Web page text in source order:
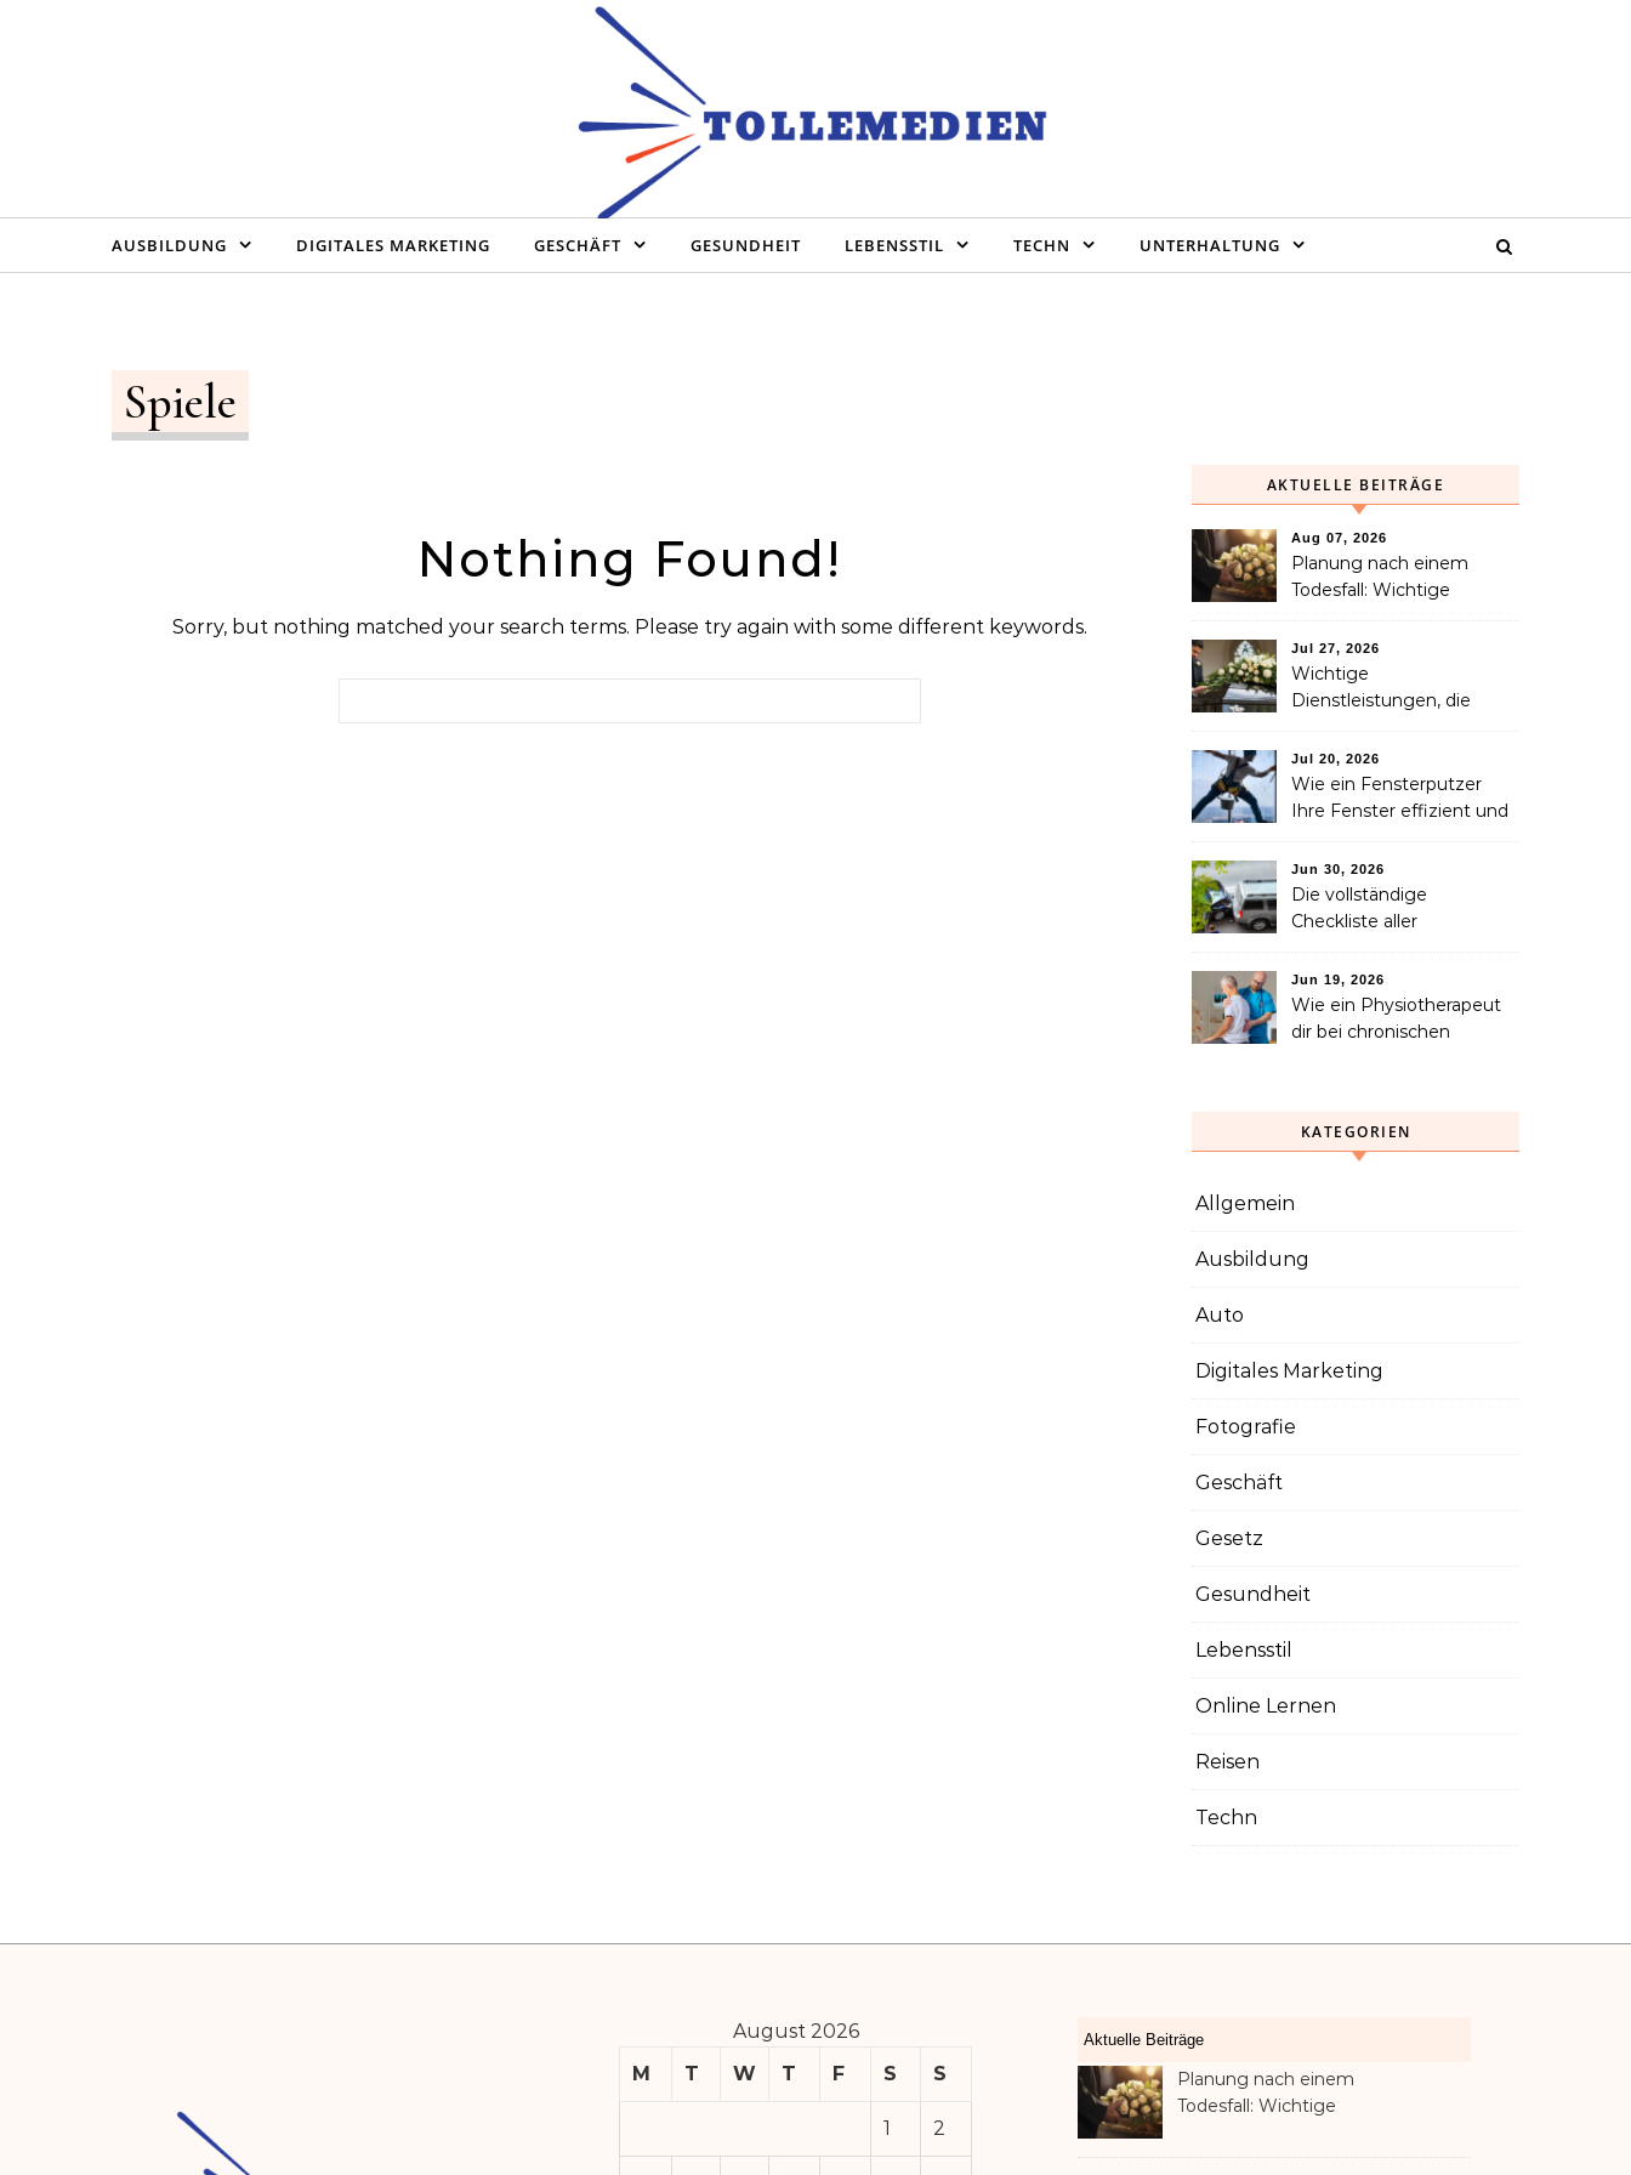
AUSBILDUNG DIGITALES MARKETING GESCHÄFT GESUNDHEIT LEBENSSTIL TECHN UNTERHALTUNG
Spiele
Nothing Found!
Sorry, but nothing matched your search terms. Please try again with some different keywords.
AKTUELLE BEITRÄGE
Aug 07, 2026
Planung nach einem
Todesfall: Wichtige
Familie in Betracht ziehen
sollte
Jul 27, 2026
Wichtige
Dienstleistungen, die
Verlust eines geliebten
Menschen helfen können
Jul 20, 2026
Wie ein Fensterputzer
Ihre Fenster effizient und
Jun 30, 2026
Die vollständige
Checkliste aller
nach einem Unfall
benötigen
Jun 19, 2026
Wie ein Physiotherapeut
dir bei chronischen
KATEGORIEN
Allgemein
Ausbildung
Auto
Digitales Marketing
Fotografie
Geschäft
Gesetz
Gesundheit
Lebensstil
Online Lernen
Reisen
Techn
August 2026
M
T W T F S S
1 2
Aktuelle Beiträge
Planung nach einem
Todesfall: Wichtige
Familie in Betracht ziehen